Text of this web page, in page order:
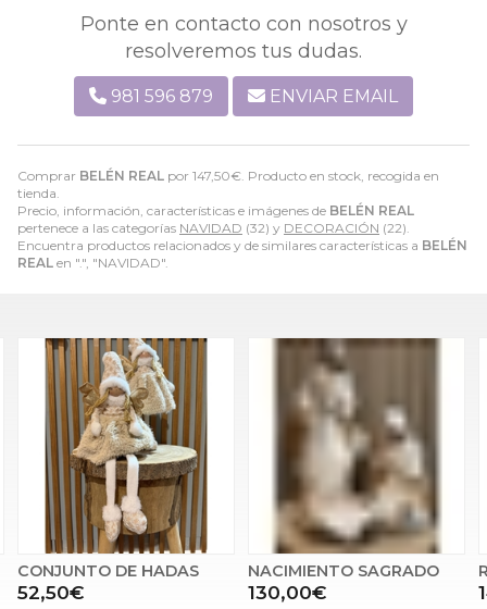
Comprar BELÉN REAL por 147,50€. Producto en stock, recogida en
tienda.
Precio, información, características e imágenes de BELÉN REAL
pertenece a las categorías NAVIDAD (32) y DECORACIÓN (22).
Encuentra productos relacionados y de similares características a BELÉN
REAL en ".", "NAVIDAD".
Ponte en contacto con nosotros y
resolveremos tus dudas.
981 596 879 ENVIAR EMAIL
CONJUNTO DE HADAS
52,50€
NACIMIENTO SAGRADO
130,00€